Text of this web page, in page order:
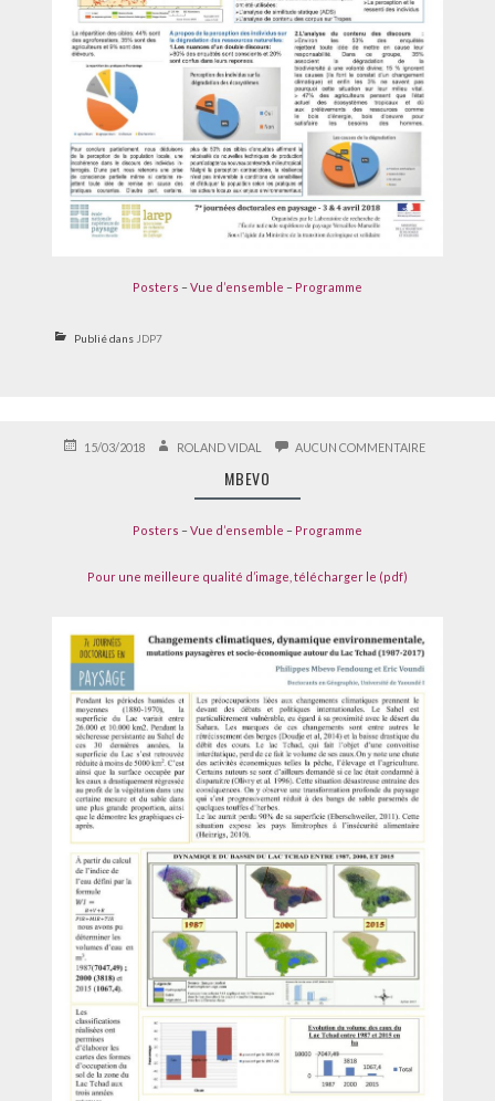
Posters – Vue d’ensemble – Programme
Publié dans JDP7
PUBLIÉ15/03/2018 AUTEURROLAND VIDAL AUCUN COMMENTAIRESUR
MBEVO
Posters – Vue d’ensemble – Programme
Pour une meilleure qualité d’image, télécharger le (pdf)